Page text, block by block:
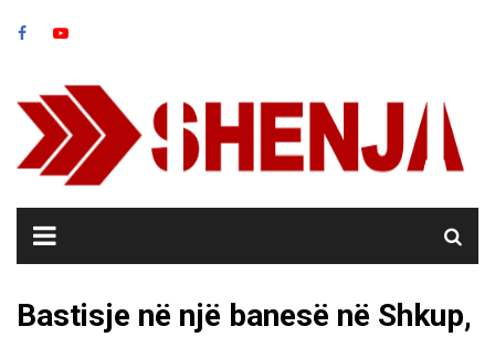
Bastisje në një banesë në Shkup,